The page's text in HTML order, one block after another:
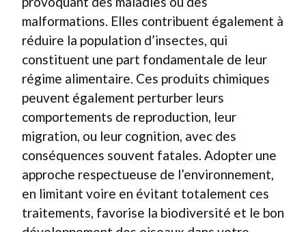
malformations. Elles contribuent également à
réduire la population d’insectes, qui
constituent une part fondamentale de leur
régime alimentaire. Ces produits chimiques
peuvent également perturber leurs
comportements de reproduction, leur
migration, ou leur cognition, avec des
conséquences souvent fatales. Adopter une
approche respectueuse de l’environnement,
en limitant voire en évitant totalement ces
traitements, favorise la biodiversité et le bon